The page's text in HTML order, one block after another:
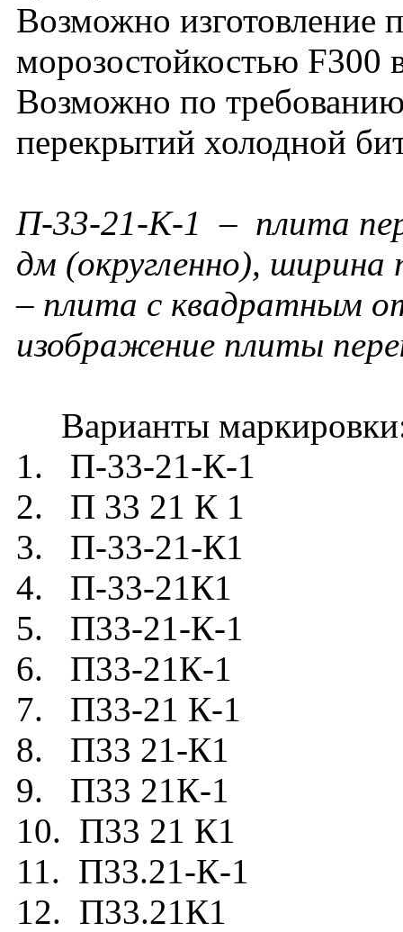
Возможно изготовление
морозостойкостью F300
Возможно по
перекрытий холодной
П-33-21-К-1 – плита
дм (округленно),
– плита с квадратным
изображение плиты
Варианты
1. П-33-21-К-1
2. П 33 21 К 1
3. П-33-21-К1
4. П-33-21К1
5. П33-21-К-1
6. П33-21К-1
7. П33-21 К-1
8. П33 21-К1
9. П33 21К-1
10. П33 21 К1
11. П33.21-К-1
12. П33.21К1